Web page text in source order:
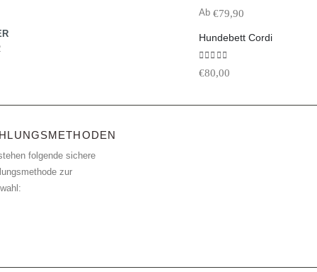
5.00von 5
Ab €79,90
Hundebett Cordi
0von 5
€80,00
folgende sichere
zur